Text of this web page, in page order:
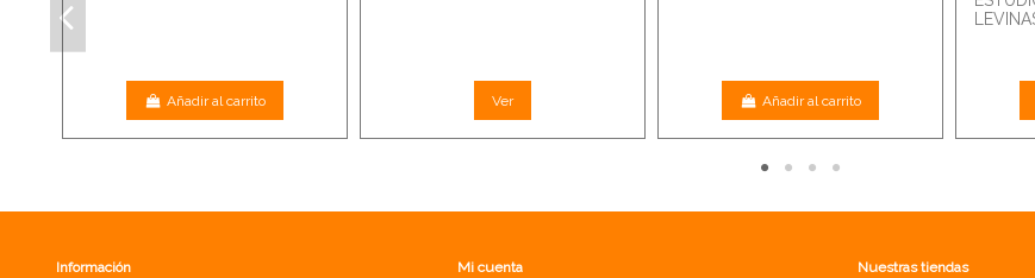
Añadir al carrito Ver Añadir al carrito
Información Mi cuenta Nuestras tiendas